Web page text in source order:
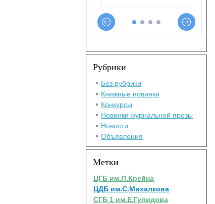
Рубрики
Без рубрики
Книжные новинки
Конкурсы
Новинки журнальной прозы
Новости
Объявления
Метки
ЦГБ им.Л.Крейна
ЦДБ им.С.Михалкова
СГБ 1 им.Е.Гулидова